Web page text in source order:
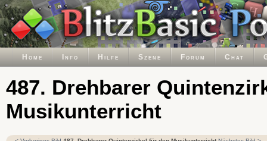
Home Info Hilfe Szene Forum Chat
487. Drehbarer
Musikunterricht